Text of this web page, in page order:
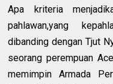
Apa kriteria
pahlawan,yang
dibanding dengan Tjut
seorang perempuan
memimpin Armada